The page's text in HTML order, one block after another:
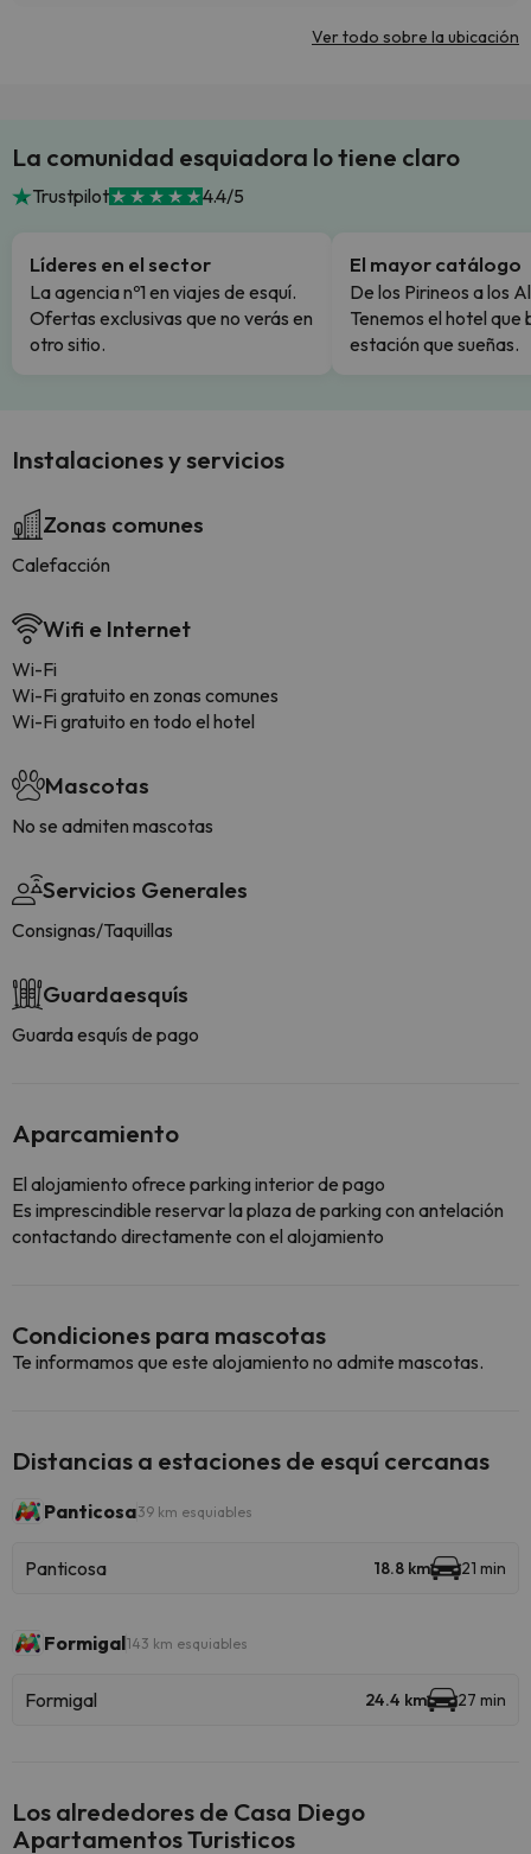
Ver todo sobre la ubicación
La comunidad esquiadora lo tiene claro
Trustpilot 4.4/5
Líderes en el sector
La agencia nº1 en viajes de esquí.
Ofertas exclusivas que no verás en
otro sitio.
El mayor catálogo
De los Pirineos a los
Tenemos el hotel que
estación que sueñas.
Instalaciones y servicios
Zonas comunes
Calefacción
Wifi e Internet
Wi-Fi
Wi-Fi gratuito en zonas comunes
Wi-Fi gratuito en todo el hotel
Mascotas
No se admiten mascotas
Servicios Generales
Consignas/Taquillas
Guardaesquís
Guarda esquís de pago
Aparcamiento
El alojamiento ofrece parking interior de pago
Es imprescindible reservar la plaza de parking con antelación
contactando directamente con el alojamiento
Condiciones para mascotas
Te informamos que este alojamiento no admite mascotas.
Distancias a estaciones de esquí cercanas
Panticosa39 km esquiables
Panticosa 18.8 km 21 min
Formigal143 km esquiables
Formigal 24.4 km 27 min
Los alrededores de Casa Diego
Apartamentos Turisticos